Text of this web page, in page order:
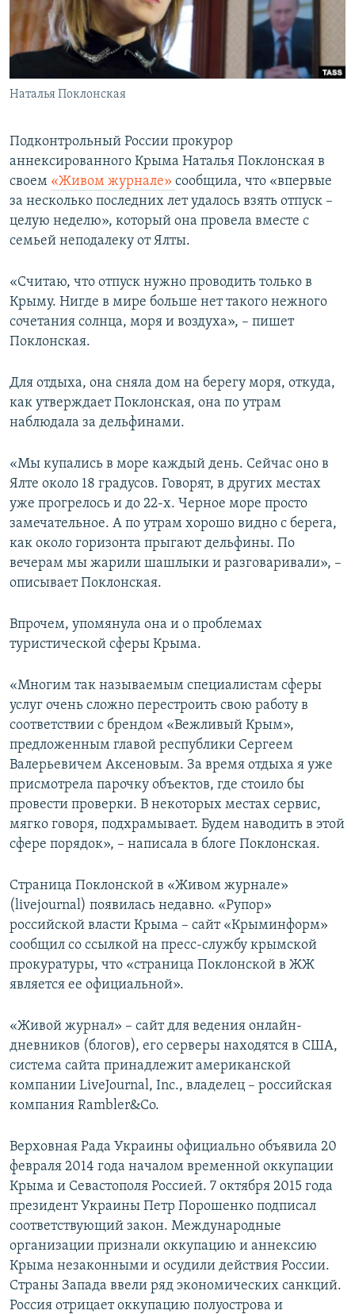
ПОБЕДИТЕЛЕЙ НЕ СУДЯТ?
КРЫМ.НЕПОКОРЕННЫЙ
УКРАИНСКАЯ ПРОБЛЕМА КРЫМА
ПРИСОЕДИНЯЙТЕСЬ!
Наталья Поклонская
Подконтрольный России прокурор
аннексированного Крыма Наталья Поклонская в
своем «Живом журнале» сообщила, что «впервые
за несколько последних лет удалось взять отпуск –
целую неделю», который она провела вместе с
семьей неподалеку от Ялты.
«Считаю, что отпуск нужно проводить только в
Крыму. Нигде в мире больше нет такого нежного
сочетания солнца, моря и воздуха», – пишет
Поклонская.
Для отдыха, она сняла дом на берегу моря, откуда,
как утверждает Поклонская, она по утрам
наблюдала за дельфинами.
«Мы купались в море каждый день. Сейчас оно в
Ялте около 18 градусов. Говорят, в других местах
уже прогрелось и до 22-х. Черное море просто
замечательное. А по утрам хорошо видно с берега,
как около горизонта прыгают дельфины. По
вечерам мы жарили шашлыки и разговаривали», –
описывает Поклонская.
Впрочем, упомянула она и о проблемах
туристической сферы Крыма.
«Многим так называемым специалистам сферы
услуг очень сложно перестроить свою работу в
соответствии с брендом «Вежливый Крым»,
предложенным главой республики Сергеем
Валерьевичем Аксеновым. За время отдыха я уже
присмотрела парочку объектов, где стоило бы
провести проверки. В некоторых местах сервис,
мягко говоря, подхрамывает. Будем наводить в этой
сфере порядок», – написала в блоге Поклонская.
Страница Поклонской в «Живом журнале»
(livejournal) появилась недавно. «Рупор»
российской власти Крыма – сайт «Крыминформ»
сообщил со ссылкой на пресс-службу крымской
прокуратуры, что «страница Поклонской в ЖЖ
является ее официальной».
«Живой журнал» – сайт для ведения онлайн-
дневников (блогов), его серверы находятся в США,
система сайта принадлежит американской
компании LiveJournal, Inc., владелец – российская
компания Rambler&Co.
Верховная Рада Украины официально объявила 20
февраля 2014 года началом временной оккупации
Крыма и Севастополя Россией. 7 октября 2015 года
президент Украины Петр Порошенко подписал
соответствующий закон. Международные
организации признали оккупацию и аннексию
Крыма незаконными и осудили действия России.
Страны Запада ввели ряд экономических санкций.
Россия отрицает оккупацию полуострова и